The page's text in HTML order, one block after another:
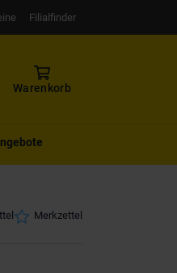
Filialfinder
Warenkorb
Merkzettel